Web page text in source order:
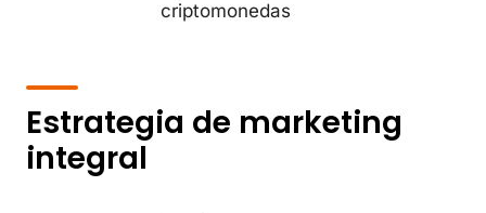
criptomonedas
Estrategia de marketing
integral